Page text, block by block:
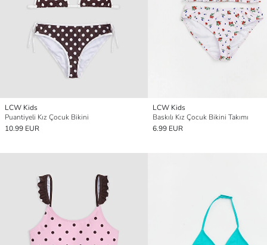
LCW Kids
Puantiyeli Kız Çocuk Bikini
10.99 EUR
LCW Kids
Baskılı Kız Çocuk Bikini Takımı
6.99 EUR